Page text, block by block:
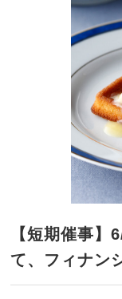
【短期催事
て、フィナン